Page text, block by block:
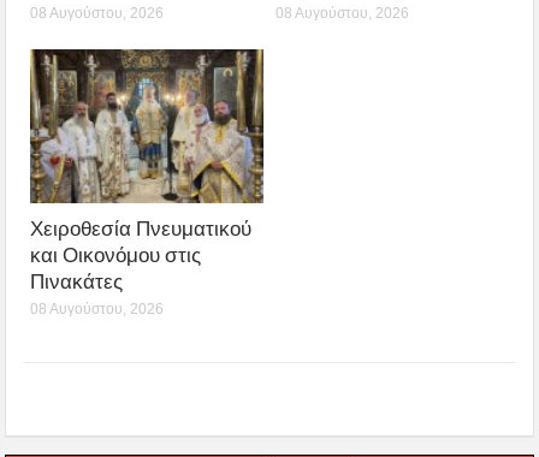
08 Αυγούστου, 2026 08 Αυγούστου, 2026
Χειροθεσία Πνευματικού
και Οικονόμου στις
Πινακάτες
08 Αυγούστου, 2026